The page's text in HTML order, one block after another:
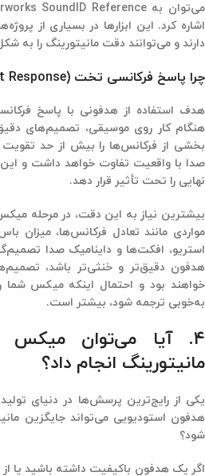
اشاره کرد. این ابزارها در بسیاری از
دارند و می‌توانند دقت مانیتورینگ را
چرا پاسخ فرکانسی تخت (Flat Response) اهمیت دارد؟
هدف استفاده از هدفونی با پاسخ
هنگام کار روی موسیقی، تصمیم‌های
بخشی از فرکانس‌ها را بیش از حد تقویت
صدا با واقعیت تفاوت خواهد داشت و
نهایی را تحت تأثیر قرار دهد.
بیشترین نیاز به این دقت، در مرحله
مواردی مانند تعادل فرکانس‌ها، میزان
استریو، افکت‌ها و داینامیک صدا
هدفون دقیق‌تر و خنثی‌تر باشد،
خواهند بود و احتمال اینکه میکس
به‌خوبی ترجمه شود، بیشتر است.
۴. آیا می‌توان میکس
مانیتورینگ انجام داد؟
یکی از رایج‌ترین پرسش‌ها در دنیای
هدفون استودیویی می‌تواند جایگزین
شود؟
اگر یک هدفون باکیفیت داشته باشید یا از